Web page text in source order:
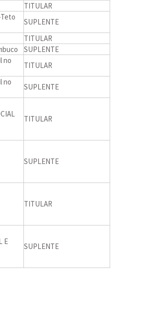
TITULAR
SUPLENTE
TITULAR
SUPLENTE
no
TITULAR
no
SUPLENTE
TITULAR
SUPLENTE
TITULAR
E
SUPLENTE